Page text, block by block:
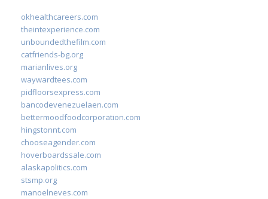
okhealthcareers.com
theintexperience.com
unboundedthefilm.com
catfriends-bg.org
marianlives.org
waywardtees.com
pidfloorsexpress.com
bancodevenezuelaen.com
bettermoodfoodcorporation.com
hingstonnt.com
chooseagender.com
hoverboardssale.com
alaskapolitics.com
stsmp.org
manoelneves.com